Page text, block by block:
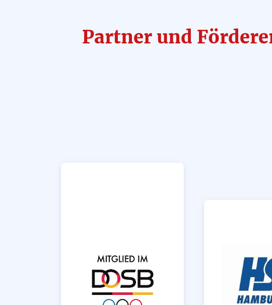
Partner und